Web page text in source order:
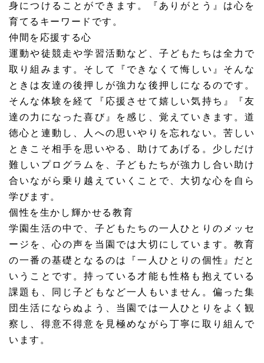
身につけることができます。『ありがとう』は心を
育てるキーワードです。
仲間を応援する心
運動や徒競走や学習活動など、子どもたちは全力で
取り組みます。そして『できなくて悔しい』そんな
ときは友達の後押しが強力な後押しになるのです。
そんな体験を経て『応援させて嬉しい気持ち』『友
達の力になった喜び』を感じ、覚えていきます。道
徳心と連動し、人への思いやりを忘れない。苦しい
ときこそ相手を思いやる、助けてあげる。少しだけ
難しいプログラムを、子どもたちが強力し合い助け
合いながら乗り越えていくことで、大切な心を自ら
学びます。
個性を生かし輝かせる教育
学園生活の中で、子どもたちの一人ひとりのメッセ
ージを、心の声を当園では大切にしています。教育
の一番の基礎となるのは『一人ひとりの個性』だと
いうことです。持っている才能も性格も抱えている
課題も、同じ子どもなど一人もいません。偏った集
団生活にならぬよう、当園では一人ひとりをよく観
察し、得意不得意を見極めながら丁寧に取り組んで
います。